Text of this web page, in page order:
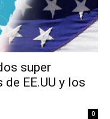
super
EE.UU y los
0